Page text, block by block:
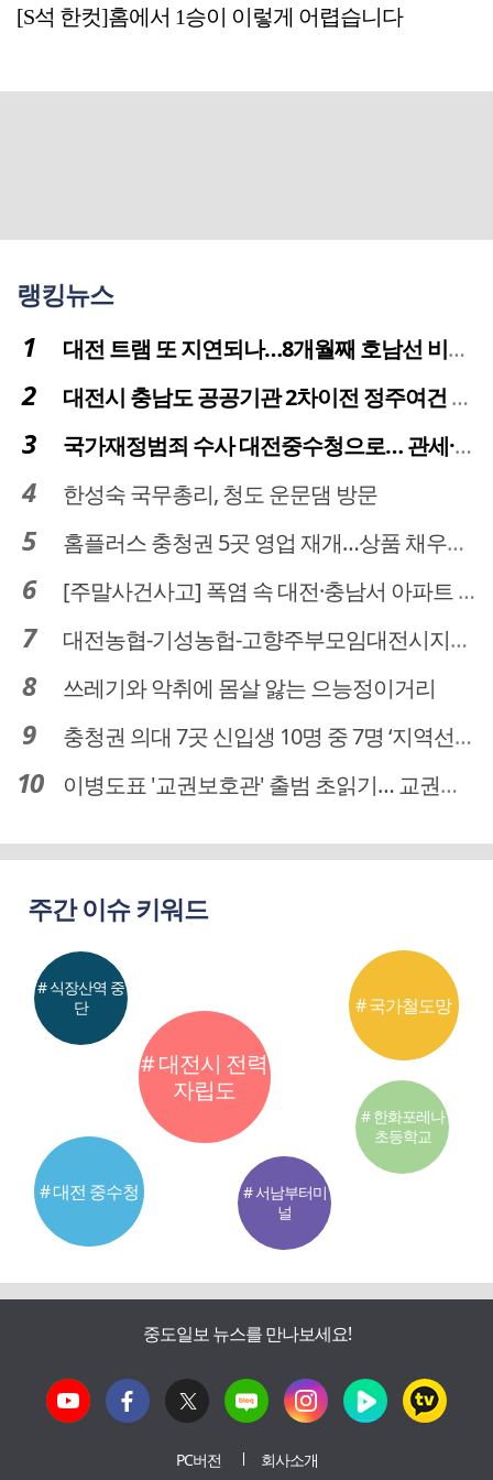
[S석 한컷]홈에서 1승이 이렇게 어렵습니다
랭킹뉴스
대전 트램 또 지연되나…8개월째 호남선 비개착공사 시공사 선정 난항
대전시 충남도 공공기관 2차이전 정주여건 확보 시급
국가재정범죄 수사 대전중수청으로… 관세·국세 수사 전문인력 주목
한성숙 국무총리, 청도 운문댐 방문
홈플러스 충청권 5곳 영업 재개…상품 채우기 ‘속도전’
[주말사건사고] 폭염 속 대전·충남서 아파트 화재·정전 잇따라…주민 대피·불편
대전농협-기성농헙-고향주부모임대전시지회, 이심점심 중식지원 봉사활동
쓰레기와 악취에 몸살 앓는 으능정이거리
충청권 의대 7곳 신입생 10명 중 7명 ‘지역선발’… 대전도 69.7%
이병도표 '교권보호관' 출범 초읽기… 교권침해 대응체계 막바지 정비
주간 이슈 키워드
# 대전시 전력
자립도
# 대전 중수청
# 국가철도망
# 식장산역 중
단
# 서남부터미
널
# 한화포레나
초등학교
중도일보 뉴스를 만나보세요!
PC버전 회사소개